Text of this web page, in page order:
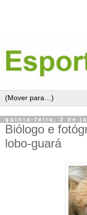
quinta-feira, 2 de
Biólogo e
lobo-guará